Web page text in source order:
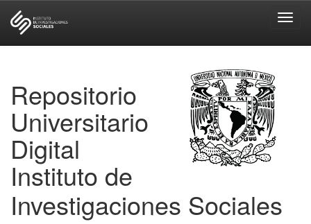
Repositorio
Universitario
Digital
Instituto de
Investigaciones Sociales